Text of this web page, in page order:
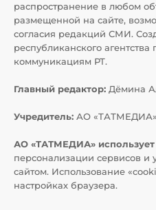
распространение в любом
размещенной на сайте,
согласия редакций СМИ.
республиканского
коммуникациям РТ.
Главный редактор: Дёмина
Учредитель: АО «ТАТМЕДИА»
АО «ТАТМЕДИА» использует
персонализации сервисов и
сайтом. Использование
настройках браузера.